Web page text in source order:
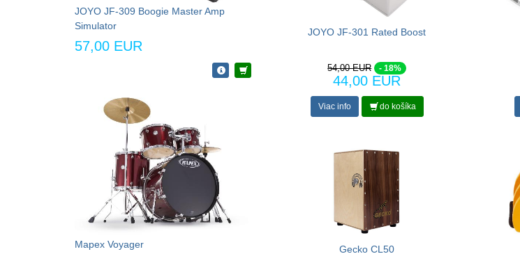
JOYO JF-309 Boogie Master Amp
Simulator
57,00 EUR
Mapex Voyager
JOYO JF-301 Rated Boost
54,00 EUR - 18%
44,00 EUR
Viac info do košíka
Gecko CL50